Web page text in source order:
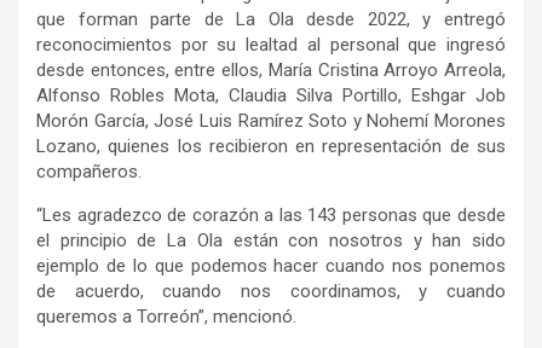
que formanparte de La Ola desde 2022, yentregó
reconocimientos por su lealtad al personal que ingresó
desde entonces,entreellos, MaríaCristina Arroyo Arreola,
Alfonso Robles Mota, Claudia Silva Portillo, Eshgar Job
Morón García, José Luis Ramírez Soto y Nohemí Morones
Lozano, quienes los recibieron en representación de sus
compañeros.
“Les agradezco de corazón a las 143 personas que desde
el principio de
La O la están con nosotros y han sido
ejemplo de lo que podemos hacer cuando nos ponemos
de acuerdo, cuando nos coordinamos, y cuando
queremos a Torreón”, mencionó.